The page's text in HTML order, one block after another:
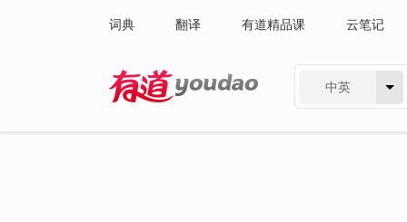
词典 翻译 有道精品课 云笔记
中英